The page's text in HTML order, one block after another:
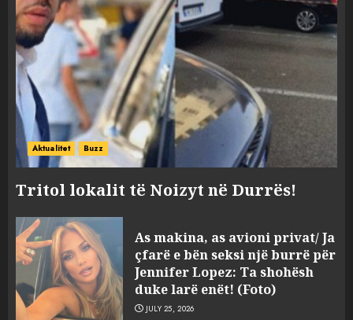
Aktualitet Buzz
Tritol lokalit të Noizyt në Durrës!
As makina, as avioni privat/ Ja
çfarë e bën seksi një burrë për
Jennifer Lopez: Ta shohësh
duke larë enët! (Foto)
JULY 25, 2026